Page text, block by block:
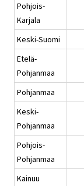
Pohjois-
Karjala
Keski-Suomi
Etelä-
Pohjanmaa
Pohjanmaa
Keski-
Pohjanmaa
Pohjois-
Pohjanmaa
Kainuu